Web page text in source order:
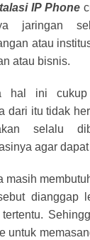
IP Phone
jaringan
atau
atau bisnis.
hal ini cukup
dari itu tidak
selalu
agar
masih
dianggap
untuk